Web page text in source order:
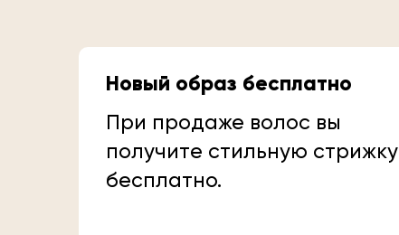
Новый образ бесплатно
При продаже волос вы
получите стильную стрижку
бесплатно.